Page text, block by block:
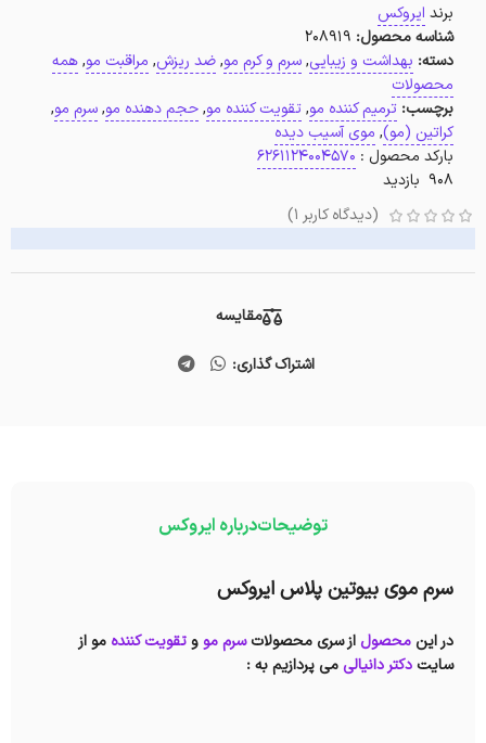
برند ایروکس
شناسه محصول: 208919
دسته: بهداشت و زیبایی,سرم و کرم مو,ضد ریزش, مراقبت مو,همه
محصولات
برچسب: ترمیم کننده مو,تقویت کننده مو,حجم دهنده مو,سرم مو,
کراتین (مو), موی آسیب دیده
بارکد محصول : 6261124004570
908 بازدید
(دیدگاه کاربر 1
)
مقایسه
اشتراک گذاری:
توضیحاتدرباره ایروکس
سرم موی بیوتین پلاس ایروکس
در این محصول از سری محصولاتسرم مو وتقویت کننده مو از
سایتدکتر دانیالیمی پردازیم به :